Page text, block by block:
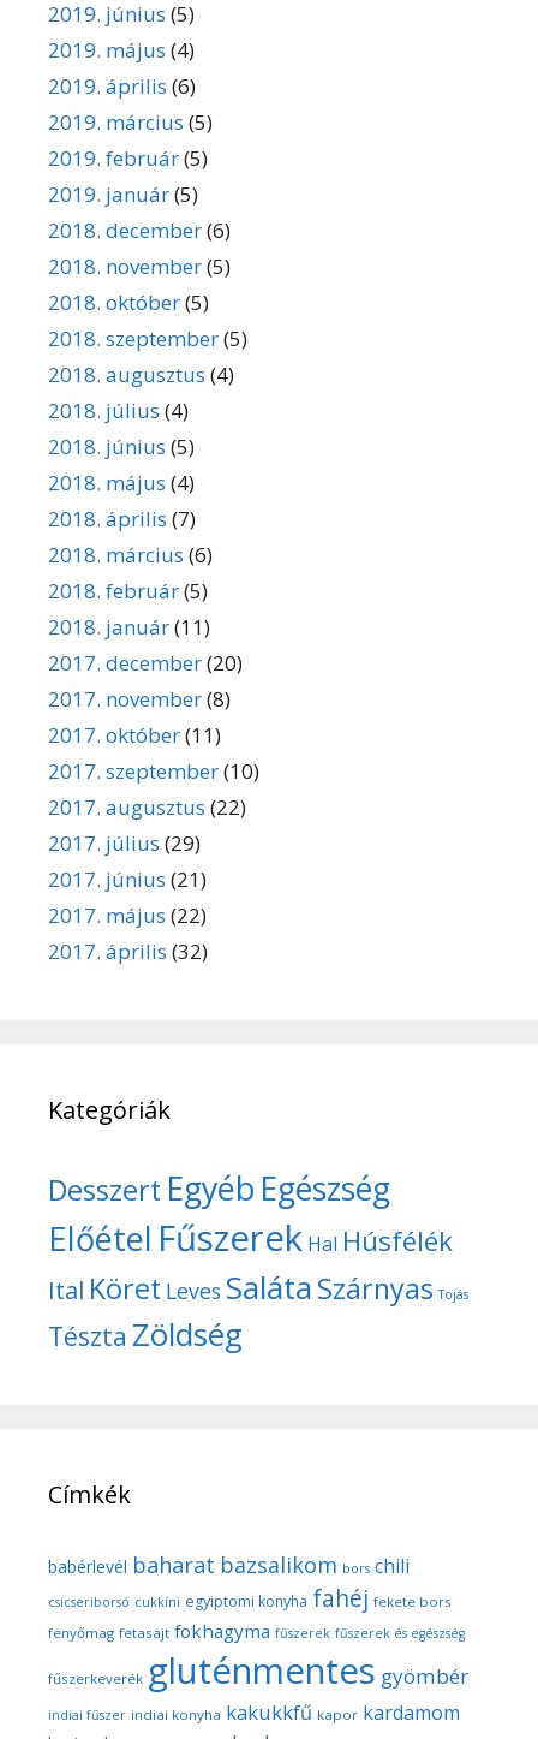
2019. június (5)
2019. május (4)
2019. április (6)
2019. március (5)
2019. február(5)
2019. január(5)
2018. december(6)
2018. november(5)
2018. október(5)
2018. szeptember(5)
2018. augusztus (4)
2018. július (4)
2018. június (5)
2018. május (4)
2018. április (7)
2018. március (6)
2018. február(5)
2018. január(11)
2017. december(20)
2017. november(8)
2017. október(11)
2017. szeptember(10)
2017. augusztus (22)
2017. július (29)
2017. június (21)
2017. május (22)
2017. április (32)
Kategóriák
Desszert Egyéb Egészség
Előétel Fűszerek Hal Húsfélék
Ital Köret Leves SalátaSzárnyas Tojás
Tészta Zöldség
Címkék
babérlevél baharat bazsalikom bors chili
csicseriborsó cukkíni egyiptomi konyha fahéj fekete bors
fenyőmag fetasajt fokhagyma fűszerek fűszerek és egészség
fűszerkeverék gluténmentes gyömbér
indiai fűszer indiai konyha kakukkfű kapor kardamom